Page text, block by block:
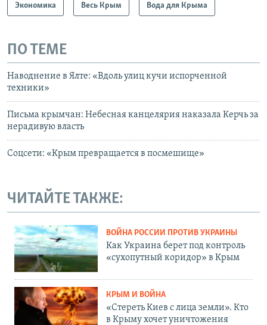
Экономика Весь Крым Вода для Крыма
ПО ТЕМЕ
Наводнение в Ялте: «Вдоль улиц кучи испорченной
техники»
Письма крымчан: Небесная канцелярия наказала Керчь за
нерадивую власть
Соцсети: «Крым превращается в посмешище»
ЧИТАЙТЕ ТАКЖЕ:
ВОЙНА РОССИИ ПРОТИВ УКРАИНЫ
Как Украина берет под контроль
«сухопутный коридор» в Крым
КРЫМ И ВОЙНА
«Стереть Киев с лица земли». Кто
в Крыму хочет уничтожения